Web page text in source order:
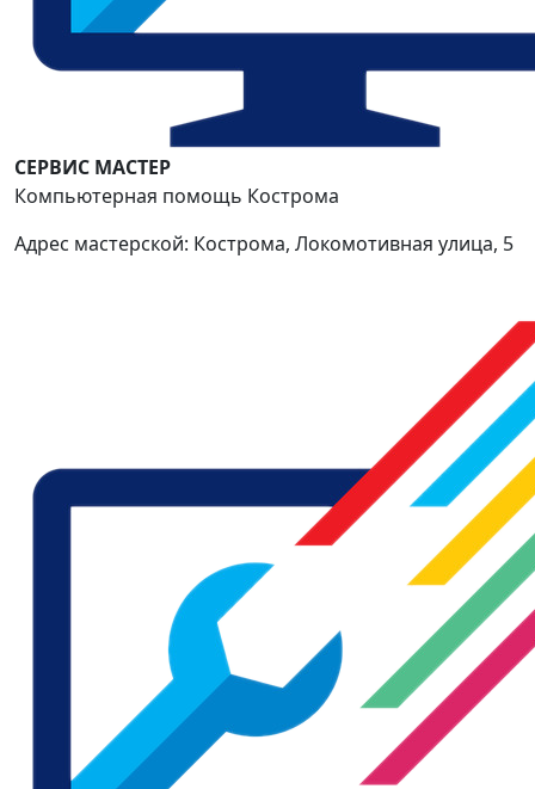
СЕРВИС МАСТЕР
Компьютерная помощь Кострома
Адрес мастерской: Кострома, Локомотивная улица, 5